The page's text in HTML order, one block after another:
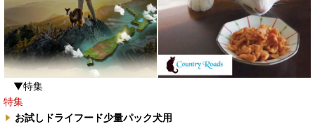
▼特集
特集
お試しドライフード少量パック犬用